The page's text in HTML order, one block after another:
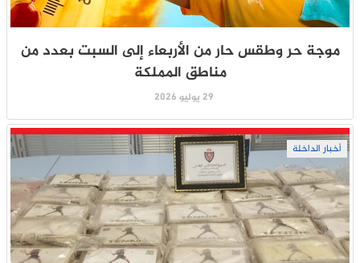
موجة حر وطقس حار من الأربعاء إلى السبت بعدد من
مناطق المملكة
29 يوليو 2026
أخبار الداخلة